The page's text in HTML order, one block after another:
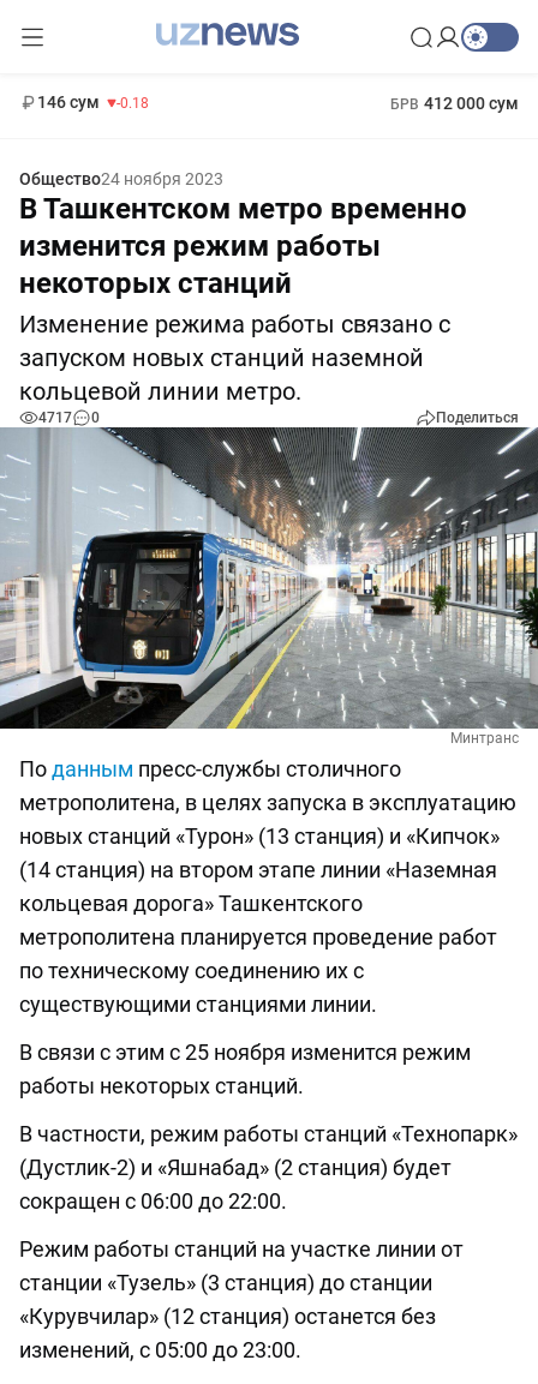
146 сум -0.18 БРВ 412 000 сум
Общество24 ноября 2023
В Ташкентском метро временно
изменится режим работы
некоторых станций
Изменение режима работы связано с
запуском новых станций наземной
кольцевой линии метро.
4717 0 Поделиться
Минтранс
Поданным пресс-службы столичного
метрополитена, в целях запуска в эксплуатацию
новых станций «Турон» (13 станция) и «Кипчок»
(14 станция) на втором этапе линии «Наземная
кольцевая дорога» Ташкентского
метрополитена планируется проведение работ
по техническому соединению их с
существующими станциями линии.
В связи с этим с 25 ноября изменится режим
работы некоторых станций.
В частности, режим работы станций «Технопарк»
(Дустлик-2) и «Яшнабад» (2 станция) будет
сокращен с 06:00 до 22:00.
Режим работы станций на участке линии от
станции «Тузель» (3 станция) до станции
«Курувчилар» (12 станция) останется без
изменений, с 05:00 до 23:00.